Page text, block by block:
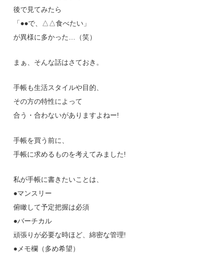
後で見てみたら
「●●で、△△食べたい」
が異様に多かった…（笑）
まぁ、そんな話はさておき。
手帳も生活スタイルや目的、
その方の特性によって
合う・合わないがありますよねー!
手帳を買う前に、
手帳に求めるものを考えてみました!
私が手帳に書きたいことは、
●マンスリー
俯瞰して予定把握は必須
●バーチカル
頑張りが必要な時ほど、綿密な管理!
●メモ欄（多め希望）